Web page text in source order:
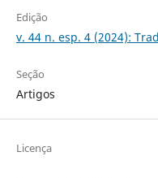
Edição
v. 44 n. esp. 4 (2024):
Seção
Artigos
Licença